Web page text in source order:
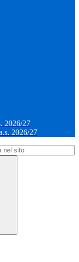
2026/27
2026/27